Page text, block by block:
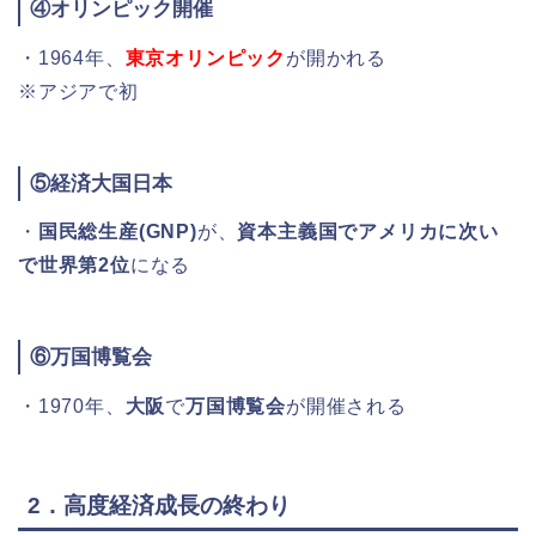
④オリンピック開催
・1964年、 東京オリンピック が開かれる
※アジアで初
⑤経済大国日本
・ 国民総生産(GNP)が、 資本主義国でアメリカに次い
で世界第2位になる
⑥万国博覧会
・1970年、 大阪で万国博覧会が開催される
2．高度経済成長の終わり